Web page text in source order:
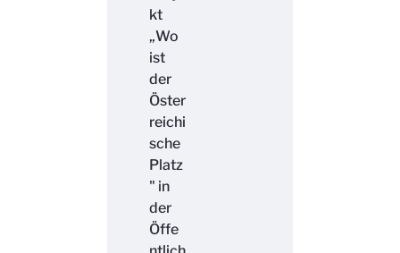
kt
„Wo
ist
der
Öster
reichi
sche
Platz
" in
der
Öffe